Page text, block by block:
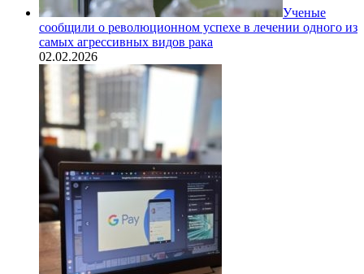
Ученые
сообщили о революционном успехе в лечении одного из
самых агрессивных видов рака
02.02.2026